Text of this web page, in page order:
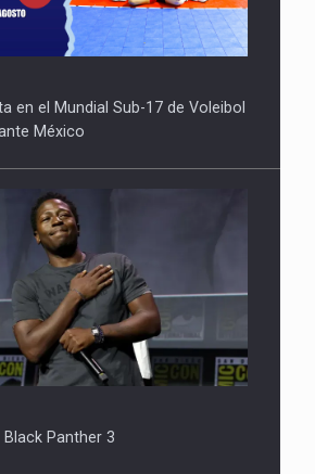
en el Mundial Sub-17 de Voleibol
México
Panther 3